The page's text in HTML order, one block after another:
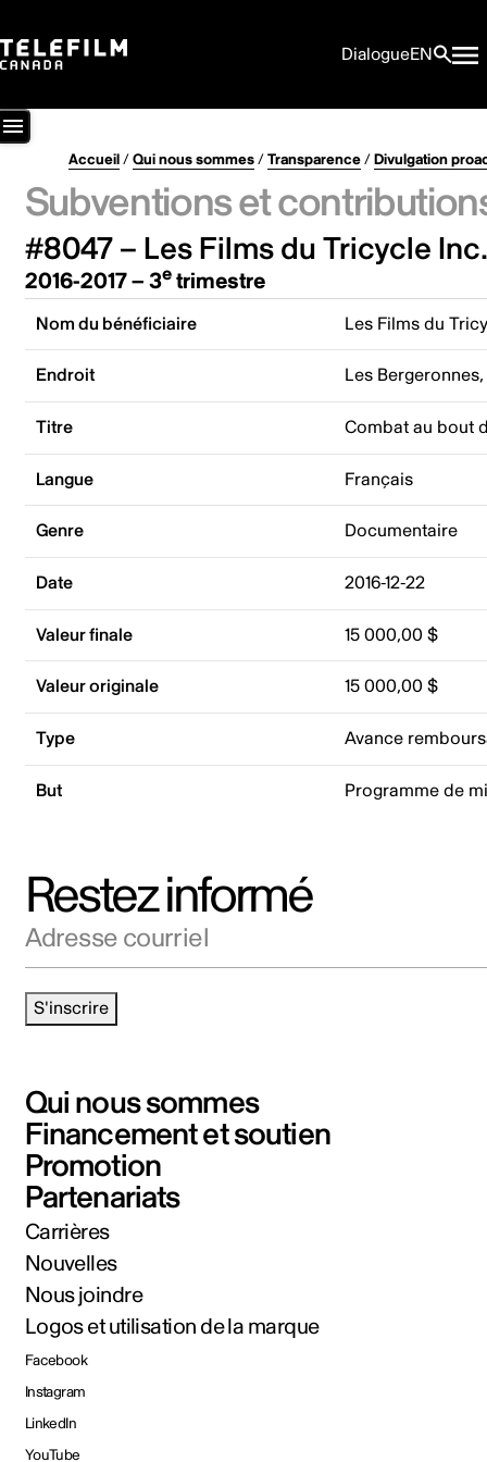
DialogueEN
Accueil/Qui nous sommes/Transparence/Divulgation
Subventions et
#8047 – Les Films du Tricycle Inc.
2016-2017 – 3etrimestre
Nom du bénéficiaire Les Films du
Endroit Les
Titre Combat au bout
Langue Français
Genre Documentaire
Date 2016-12-22
Valeur finale 15 000,00 $
Valeur originale 15 000,00 $
Type Avance
But Programme de
Restez informé
S'inscrire
Qui nous sommes
Financement et soutien
Promotion
Partenariats
Carrières
Nouvelles
Nous joindre
Logos et utilisation de la marque
Facebook
Instagram
LinkedIn
YouTube